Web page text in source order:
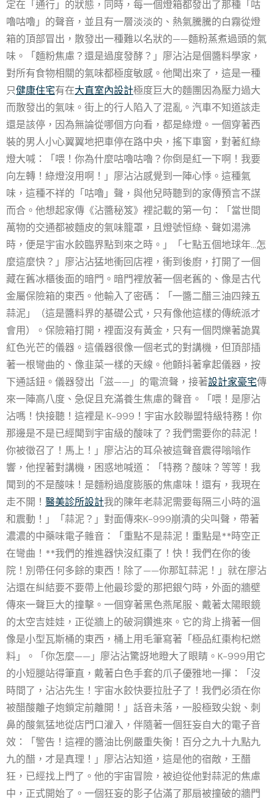
定在「通行」的狀態，同時，每一個燈箱都發出了那種「咕
嚕咕嚕」的聲音，並且有一層淡淡的、熱氣騰騰的白霧從燈
箱的頂部冒出，散發出一種難以名狀的——麵粉蒸煮過頭的氣
味。「麵粉焦慮？還是過度發酵？」廖沾沾是個醬料學家，
對所有食物相關的氣味都極度敏感。他聞出來了，這是一種
只健康住宅有在大直室內設計極度巨大的麵團因為壓力過大
而散發出的氣味。街上的行人陷入了混亂。汽車不知道該走
還是該停，因為無論從哪個方向看，都是綠燈。一個穿著西
裝的男人小心翼翼地把車停在路中央，搖下車窗，對著紅綠
燈大喊：「喂！你為什麼咕嚕咕嚕？你倒是紅一下啊！我要
向左轉！綠燈沒用啊！」廖沾沾感覺到一陣心悸。這種氣
味，這種不祥的「咕嚕」聲，與他兒時聽到的家傳預言不謀
而合。他想起家傳《沾醬秘笈》裡記載的第一句：「當世間
萬物的交通都被麵皮的氣味籠罩，且燈號恒綠、聲如湯沸
時，便是宇宙水餃臨界點到來之時。」「七點五個地球年…怎
麼這麼快？」廖沾沾猛地衝回店裡，衝到後廚，打開了一個
藏在舊冰櫃後面的暗門。暗門裡放著一個老舊的、像是古代
金屬保險箱的東西。他輸入了密碼：「一醬二醋三油四辣五
蒜泥」（這是醬料界的基礎公式，只有像他這樣的傳統派才
會用）。保險箱打開，裡面沒有黃金，只有一個閃爍著詭異
紅色光芒的儀器。這儀器很像一個老式的對講機，但頂部插
著一根彎曲的、像韭菜一樣的天線。他顫抖著拿起儀器，按
下通話鈕。儀器發出「滋——」的電流聲，接著設計家豪宅傳
來一陣高八度、急促且充滿養生焦慮的聲音。「喂！是廖沾
沾嗎！快接聽！這裡是 K-999！宇宙水餃聯盟特級特務！你
那邊是不是已經聞到宇宙級的酸味了？我們需要你的蒜泥！
你被徵召了！馬上！」廖沾沾的耳朵被這聲音震得嗡嗡作
響，他捏著對講機，困惑地喊道：「特務？酸味？等等！我
聞到的不是酸味！是麵粉過度膨脹的焦慮味！還有，我現在
走不開！ 醫美診所設計我的陳年老蒜泥需要每隔三小時的溫
和震動！」「蒜泥？」對面傳來K-999崩潰的尖叫聲，帶著
濃濃的中藥味電子雜音：「重點不是蒜泥！重點是**時空正
在彎曲！**我們的推進器快沒紅棗了！快！我們在你的後
院！別帶任何多餘的東西！除了——你那缸蒜泥！」就在廖沾
沾還在糾結要不要帶上他最珍愛的那把銀勺時，外面的牆壁
傳來一聲巨大的撞擊。一個穿著黑色燕尾服、戴著太陽眼鏡
的太空吉娃娃，正從牆上的破洞鑽進來。它的背上揹著一個
像是小型瓦斯桶的東西，桶上用毛筆寫著「極品紅棗枸杞燃
料」。「你怎麼——」廖沾沾驚訝地瞪大了眼睛。K-999用它
的小短腿站得筆直，戴著白色手套的爪子優雅地一揮：「沒
時間了，沾沾先生！宇宙水餃快要拉肚子了！我們必須在你
被醋酸離子炮鎖定前離開！」話音未落，一股極致尖銳、刺
鼻的酸氣猛地從店門口灌入，伴隨著一個狂妄自大的電子音
效：「警告！這裡的醬油比例嚴重失衡！百分之九十九點九
九的醋，才是真理！」廖沾沾知道，這是他的宿敵，王醋
狂，已經找上門了。他的宇宙冒險，被迫從他對蒜泥的焦慮
中，正式開始了。一個狂妄的影子佔滿了那扇被撞破的牆門